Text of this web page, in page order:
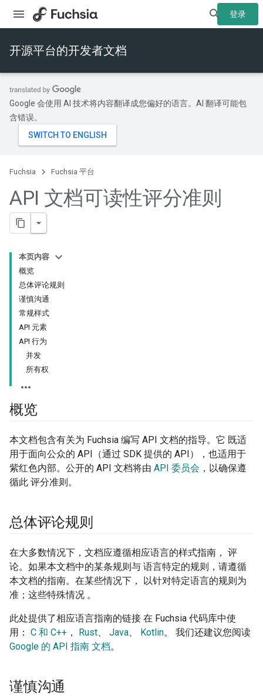
登录
开源平台的开发者文档
Google 会使用 AI 技术将内容翻译成您偏好的语言。AI 翻译可能包
含错误。
Fuchsia Fuchsia 平台
API 文档可读性评分准则
本页内容
概览
总体评论规则
谨慎沟通
常规样式
API 元素
API 行为
并发
所有权
概览
本文档包含有关为 Fuchsia 编写 API 文档的指导。它 既适
用于面向公众的 API（通过 SDK 提供的 API），也适用于
紫红色内部。公开的 API 文档将由 API 委员会 ，以确保遵
循此 评分准则。
总体评论规则
在大多数情况下，文档应遵循相应语言的样式指南， 评
论。如果本文档中的某条规则与 语言特定的规则，请遵循
本文档的指南。在某些情况下， 以针对特定语言的规则为
准；这些特殊情况 。
此处提供了相应语言指南的链接 在 Fuchsia 代码库中使
用： C 和 C++ ， Rust、 Java、 Kotlin。 我们还建议您阅读
Google 的 API 指南 文档。
谨慎沟通